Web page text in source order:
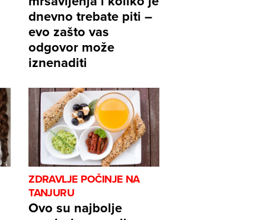
dnevno trebate piti –
evo zašto vas
odgovor može
iznenaditi
ZDRAVLJE POČINJE NA
TANJURU
Ovo su najbolje